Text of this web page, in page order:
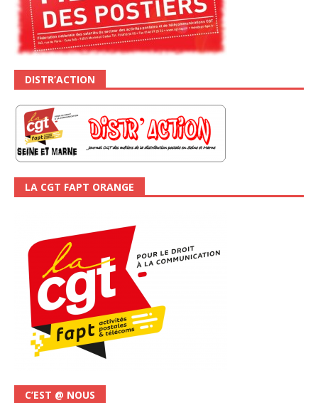
DISTR’ACTION
LA CGT FAPT ORANGE
C’EST @ NOUS